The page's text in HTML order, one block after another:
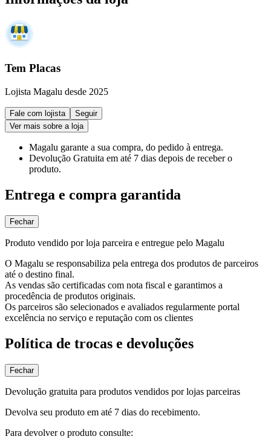
Tem Placas
Lojista Magalu desde 2025
Fale com lojista
Seguir
Ver mais sobre a loja
Magalu garante a sua compra, do pedido à entrega.
Devolução Gratuita em até 7 dias depois de receber o
produto.
Entrega e compra garantida
Fechar
Produto vendido por loja parceira e entregue pelo Magalu
O Magalu se responsabiliza pela entrega dos produtos de parceiros
até o destino final.
As vendas são certificadas com nota fiscal e garantimos a
procedência de produtos originais.
Os parceiros são selecionados e avaliados regularmente portal
excelência no serviço e reputação com os clientes
Política de trocas e devoluções
Fechar
Devolução gratuita para produtos vendidos por lojas parceiras
Devolva seu produto em até 7 dias do recebimento.
Para devolver o produto consulte: